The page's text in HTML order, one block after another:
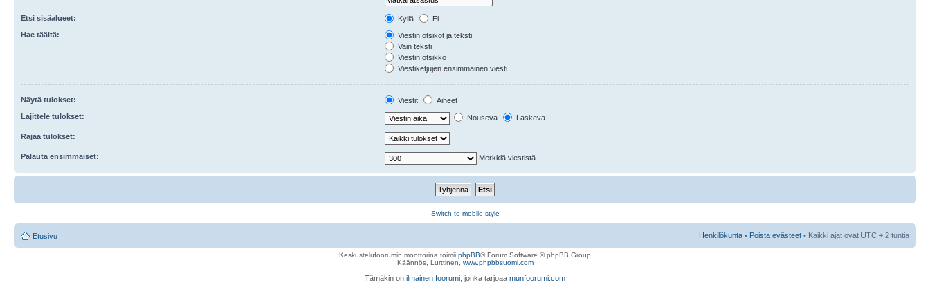
Etsi sisäalueet: Kyllä
Ei
Hae täältä:
Viestin otsikot ja teksti
Vain teksti
Viestin otsikko
Viestiketjujen ensimmäinen viesti
Näytä tulokset: Viestit
Aiheet
Lajittele tulokset:
Nouseva Laskeva
Rajaa tulokset:
Palauta ensimmäiset: Merkkiä viestistä
Switch to mobile style
Etusivu Henkilökunta • Poista evästeet • Kaikki ajat ovat UTC + 2 tuntia
Keskustelufoorumin moottorina toimii phpBB® Forum Software © phpBB Group
Käännös, Lurttinen, www.phpbbsuomi.com
Tämäkin on ilmainen foorumi , jonka tarjoaa munfoorumi.com